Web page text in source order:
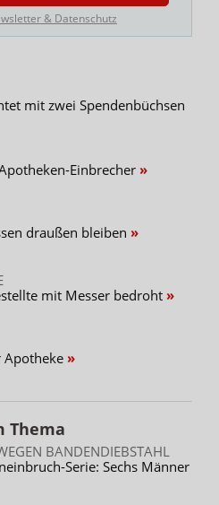
& Datenschutz
mit zwei Spendenbüchsen
Einbrecher
draußen bleiben
mit Messer bedroht
Apotheke
Thema
BANDENDIEBSTAHL
Serie: Sechs Männer